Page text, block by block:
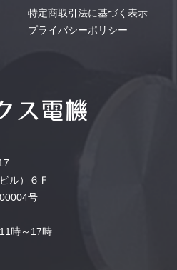
特定商取引法に基づく表示
プライバシーポリシー
ル）６Ｆ
号
時～17時